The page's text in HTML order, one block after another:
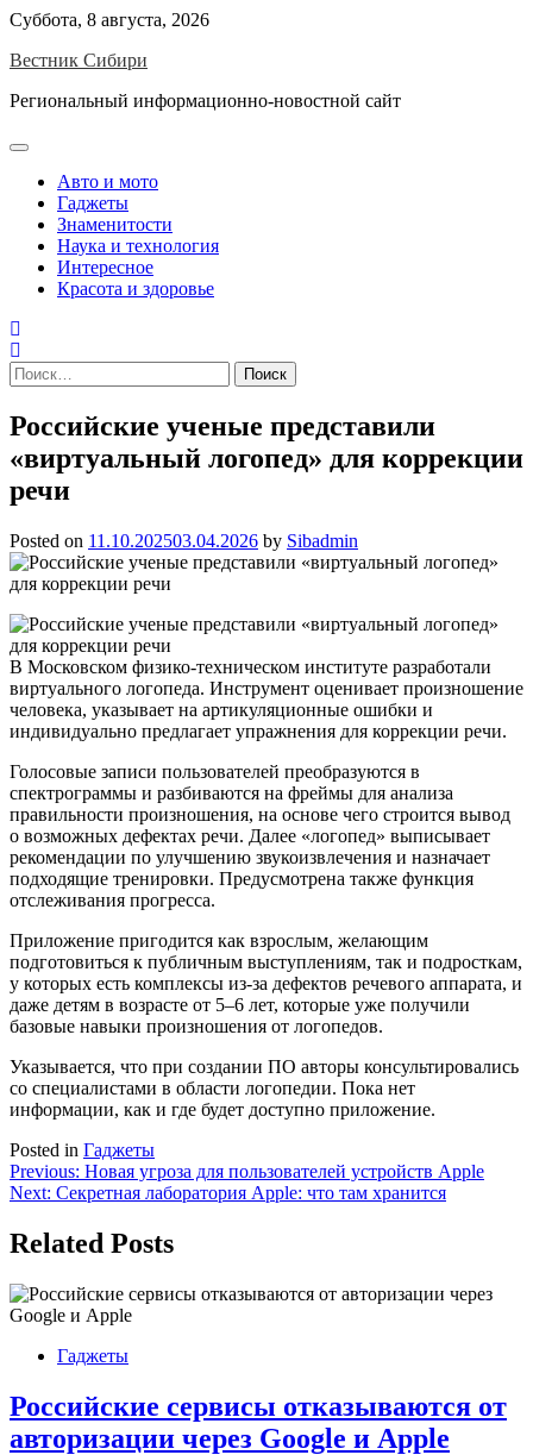
Skip
content
Суббота, 8 августа, 2026
Вестник Сибири
Региональный информационно-новостной сайт
Авто и мото
Гаджеты
Знаменитости
Наука и технология
Интересное
Красота и здоровье
Найти:
Российские ученые представили
«виртуальный логопед» для коррекции
речи
Posted on 11.10.202503.04.2026 by Sibadmin
В Московском физико-техническом институте разработали
виртуального логопеда. Инструмент оценивает произношение
человека, указывает на артикуляционные ошибки и
индивидуально предлагает упражнения для коррекции речи.
Голосовые записи пользователей преобразуются в
спектрограммы и разбиваются на фреймы для анализа
правильности произношения, на основе чего строится вывод
о возможных дефектах речи. Далее «логопед» выписывает
рекомендации по улучшению звукоизвлечения и назначает
подходящие тренировки. Предусмотрена также функция
отслеживания прогресса.
Приложение пригодится как взрослым, желающим
подготовиться к публичным выступлениям, так и подросткам,
у которых есть комплексы из-за дефектов речевого аппарата, и
даже детям в возрасте от 5–6 лет, которые уже получили
базовые навыки произношения от логопедов.
Указывается, что при создании ПО авторы консультировались
со специалистами в области логопедии. Пока нет
информации, как и где будет доступно приложение.
Posted in Гаджеты
Навигация
по
записям
Previous: Новая угроза для пользователей устройств Apple
Next: Секретная лаборатория Apple: что там хранится
Related Posts
Гаджеты
Российские сервисы отказываются от
авторизации через Google и Apple